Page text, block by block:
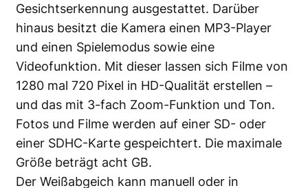
Gesichtserkennung ausgestattet. Darüber
hinaus besitzt die Kamera einen MP3-Player
und einen Spielemodus sowie eine
Videofunktion. Mit dieser lassen sich Filme von
1280 mal 720 Pixel in HD-Qualität erstellen –
und das mit 3-fach Zoom-Funktion und Ton.
Fotos und Filme werden auf einer SD- oder
einer SDHC-Karte gespeichtert. Die maximale
Größe beträgt acht GB.
Der Weißabgeich kann manuell oder in